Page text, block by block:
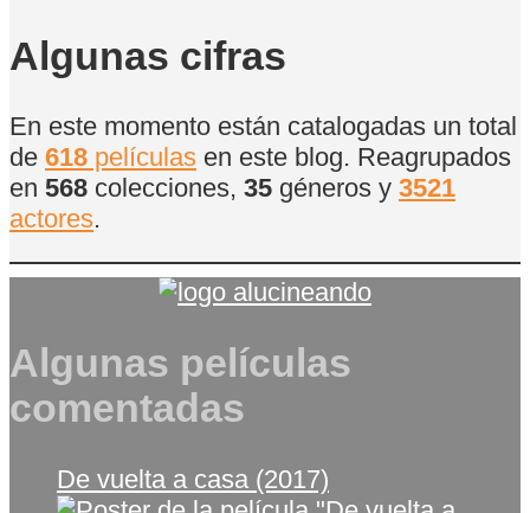
Películas
Algunas cifras
En este momento están catalogadas un total
de 618 películas en este blog. Reagrupados
en 568 colecciones, 35 géneros y 3521
actores.
Algunas películas
comentadas
De vuelta a casa (2017)